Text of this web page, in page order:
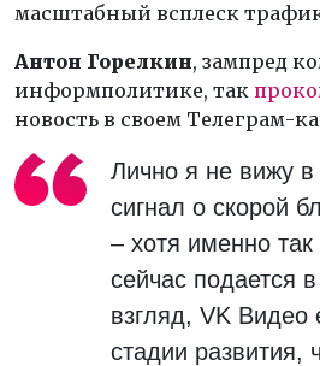
масштабный всплеск
Антон Горелкин, зампред
информполитике, так
новость в своем Телеграм-
Лично я не вижу в
сигнал о скорой
– хотя именно так
сейчас подается
взгляд, VK Видео
стадии развития,